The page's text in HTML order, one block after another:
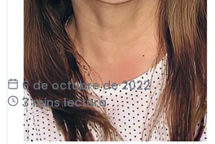
6 de octubre de 2022
3 mins lectura